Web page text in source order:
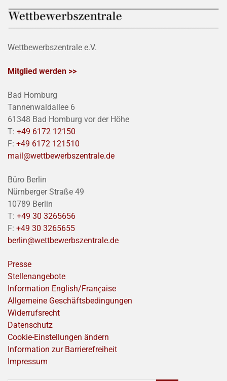
Wettbewerbszentrale e.V.
Mitglied werden >>
Bad Homburg
Tannenwaldallee 6
61348 Bad Homburg vor der Höhe
T: +49 6172 12150
F: +49 6172 121510
mail@wettbewerbszentrale.de
Büro Berlin
Nürnberger Straße 49
10789 Berlin
T: +49 30 3265656
F: +49 30 3265655
berlin@wettbewerbszentrale.de
Presse
Stellenangebote
Information English/Franҫaise
Allgemeine Geschäftsbedingungen
Widerrufsrecht
Datenschutz
Cookie-Einstellungen ändern
Information zur Barrierefreiheit
Impressum